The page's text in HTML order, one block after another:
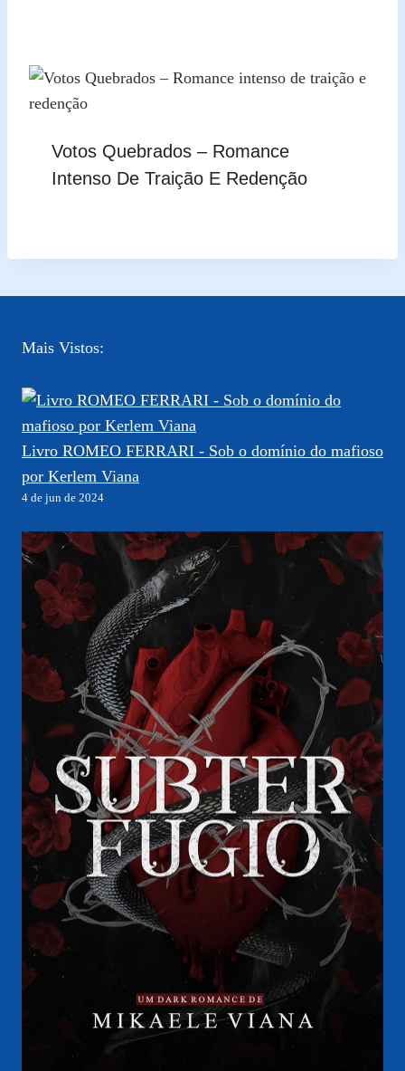
Votos Quebrados – Romance
Intenso De Traição E Redenção
Mais Vistos:
Livro ROMEO FERRARI - Sob o domínio do mafioso
por Kerlem Viana
4 de jun de 2024